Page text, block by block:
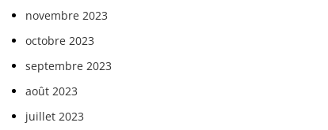
novembre 2023
octobre 2023
septembre 2023
août 2023
juillet 2023